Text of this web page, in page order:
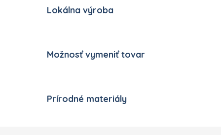
Lokálna výroba
Možnosť vymeniť tovar
Prírodné materiály